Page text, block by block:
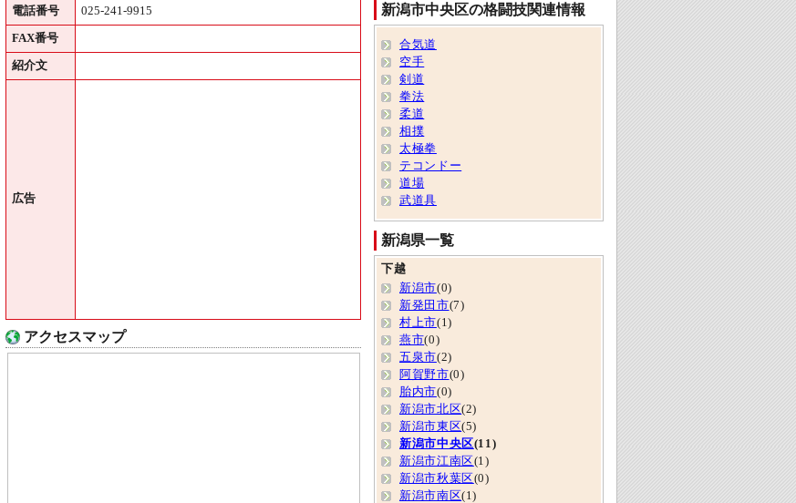
電話番号 025-241-9915
FAX番号
紹介文
広告
アクセスマップ
新潟市中央区の格闘技関連情報
合気道
空手
剣道
拳法
柔道
相撲
太極拳
テコンドー
道場
武道具
新潟県一覧
下越
新潟市(0)
新発田市(7)
村上市(1)
燕市(0)
五泉市(2)
阿賀野市(0)
胎内市(0)
新潟市北区(2)
新潟市東区(5)
新潟市中央区(11)
新潟市江南区 (1)
新潟市秋葉区 (0)
新潟市南区(1)